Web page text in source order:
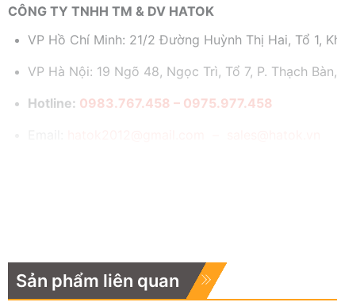
CÔNG TY TNHH TM & DV HATOK
VP Hồ Chí Minh: 21/2 Đường Huỳnh Thị Hai, Tổ 1,
VP Hà Nội: 19 Ngõ 48, Ngọc Trì, Tổ 7, P. Thạch
Hotline: 0983.767.458 – 0975.977.458
Sản phẩm liên quan